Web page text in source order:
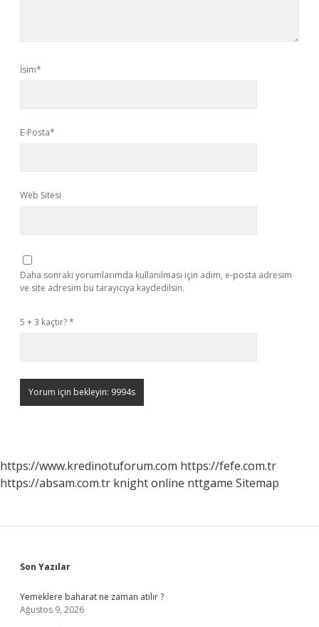
İsim*
E-Posta*
Web Sitesi
Daha sonraki yorumlarımda kullanılması için adım, e-posta adresim
ve site adresim bu tarayıcıya kaydedilsin.
5 + 3 kaçtır?*
https://www.kredinotuforum.com https://fefe.com.tr
https://absam.com.tr knight online nttgame Sitemap
Sidebar
Son Yazılar
Yemeklere baharat ne zaman atılır ?
Ağustos 9, 2026